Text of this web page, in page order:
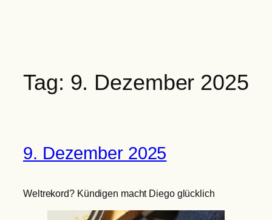
Tag: 9. Dezember 2025
9. Dezember 2025
Weltrekord? Kündigen macht Diego glücklich